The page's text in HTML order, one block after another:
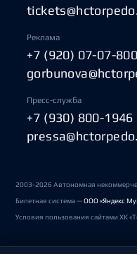
Реклама
+7 (920) 07-07-800
Пресс-служба
+7 (930) 800-1946
2003-2026 Автономная
Билетная система —ООО «Яндекс
Условия пользования сайтами ХК